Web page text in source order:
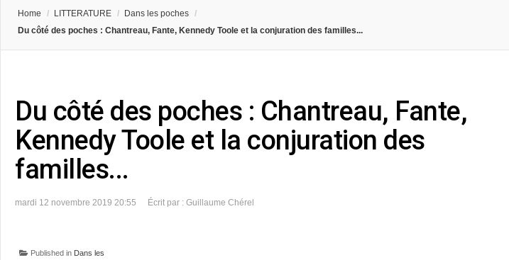
Home / LITTERATURE / Dans les poches /
Du côté des poches : Chantreau, Fante, Kennedy Toole et la conjuration des familles...
Du côté des poches : Chantreau, Fante,
Kennedy Toole et la conjuration des
familles...
mardi 12 novembre 2019 20:55 Écrit par : Guillaume Chérel
Published in Dans les